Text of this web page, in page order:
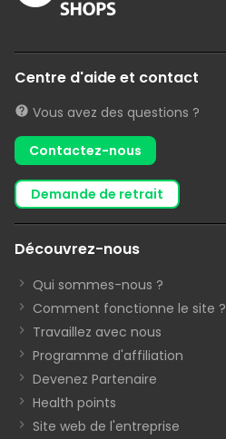
Centre d'aide et contact
Vous avez des questions ?
Contactez-nous
demande de retrait
Découvrez-nous
Qui sommes-nous ?
Comment fonctionne le site ?
Travaillez avec nous
Programme d'affiliation
Devenez Partenaire
Health points
Site web de l'entreprise